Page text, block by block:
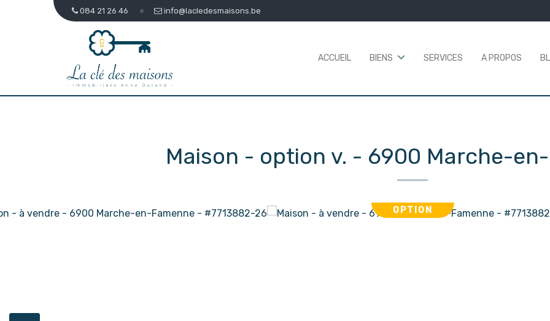
084 21 26 46 info@lacledesmaisons.be
ACCUEIL BIENS SERVICES A PROPOS
Maison - option v. - 6900 Marche-
OPTION